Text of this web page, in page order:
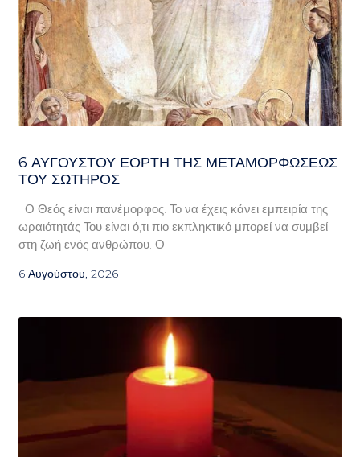
6 ΑΥΓΟΥΣΤΟΥ ΕΟΡΤΗ ΤΗΣ ΜΕΤΑΜΟΡΦΩΣΕΩΣ
ΤΟΥ ΣΩΤΗΡΟΣ
Ο Θεός είναι πανέμορφος. Το να έχεις κάνει εμπειρία της
ωραιότητάς Του είναι ό,τι πιο εκπληκτικό μπορεί να συμβεί
στη ζωή ενός ανθρώπου. Ο
6 Αυγούστου, 2026